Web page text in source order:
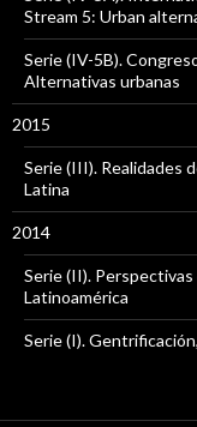
Stream 5: Urban
Serie (IV-5B).
Alternativas urbanas
2015
Serie (III). Realidades
Latina
2014
Serie (II).
Latinoamérica
Serie (I).